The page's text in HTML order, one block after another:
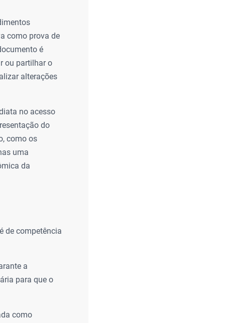
como prova de
é
ou partilhar o
alterações
no acesso
do
como os
uma
da
de competência
a
para que o
como